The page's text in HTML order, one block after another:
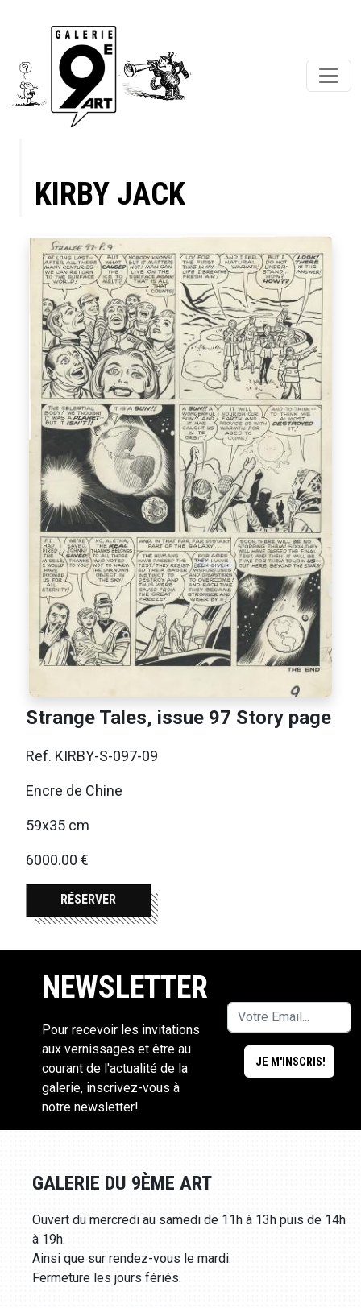
KIRBY JACK
Strange Tales, issue 97 Story page
Ref. KIRBY-S-097-09
Encre de Chine
59x35 cm
6000.00 €
RÉSERVER
NEWSLETTER
Pour recevoir les invitations
aux vernissages et être au
courant de l'actualité de la
galerie, inscrivez-vous à
notre newsletter!
GALERIE DU 9ÈME ART
Ouvert du mercredi au samedi de 11h à 13h puis de 14h
à 19h.
Ainsi que sur rendez-vous le mardi.
Fermeture les jours fériés.